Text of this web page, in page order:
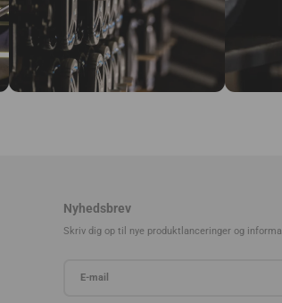
Nyhedsbrev
Skriv dig op til nye produktlanceringer og